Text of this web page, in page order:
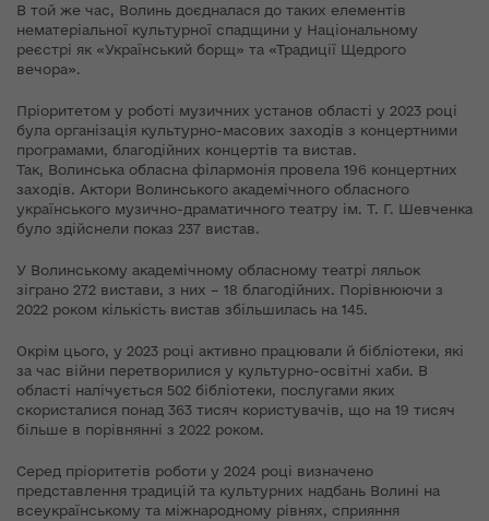
В той же час, Волинь доєдналася до таких елементів
нематеріальної культурної спадщини у Національному
реєстрі як «Український борщ» та «Традиції Щедрого
вечора».
Пріоритетом у роботі музичних установ області у 2023 році
була організація культурно-масових заходів з концертними
програмами, благодійних концертів та вистав.
Так, Волинська обласна філармонія провела 196 концертних
заходів. Актори Волинського академічного обласного
українського музично-драматичного театру ім. Т. Г. Шевченка
було здійснели показ 237 вистав.
У Волинському академічному обласному театрі ляльок
зіграно 272 вистави, з них – 18 благодійних. Порівнюючи з
2022 роком кількість вистав збільшилась на 145.
Окрім цього, у 2023 році активно працювали й бібліотеки, які
за час війни перетворилися у культурно-освітні хаби. В
області налічується 502 бібліотеки, послугами яких
скористалися понад 363 тисяч користувачів, що на 19 тисяч
більше в порівнянні з 2022 роком.
Серед пріоритетів роботи у 2024 році визначено
представлення традицій та культурних надбань Волині на
всеукраїнському та міжнародному рівнях, сприяння